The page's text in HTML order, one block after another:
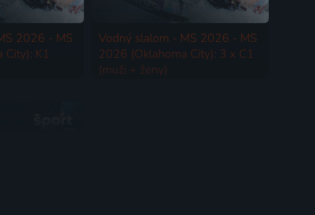
2026 - MS
City): K1
Vodný slalom - MS 2026 - MS
2026 (Oklahoma City): 3 x C1
(muži + ženy)